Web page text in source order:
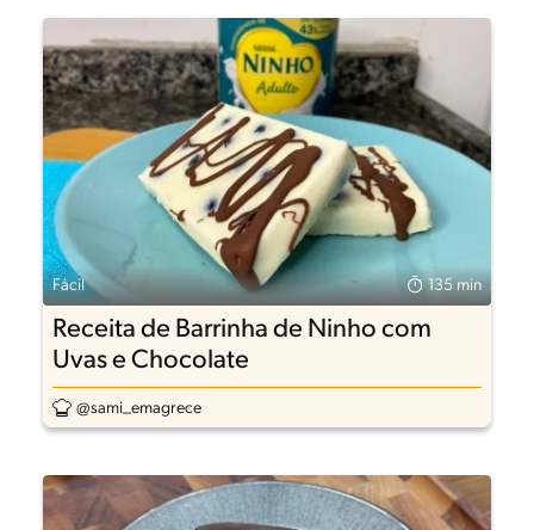
Fácil 135 min
Receita de Barrinha de Ninho com
Uvas e Chocolate
@sami_emagrece